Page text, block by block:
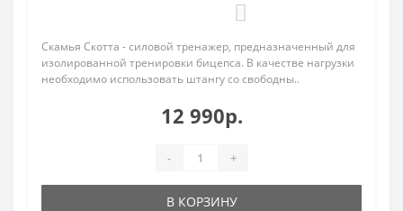
Скамья Скотта - силовой тренажер, предназначенный для
изолированной тренировки бицепса. В качестве нагрузки
необходимо использовать штангу со свободны..
12 990р.
- +
В КОРЗИНУ